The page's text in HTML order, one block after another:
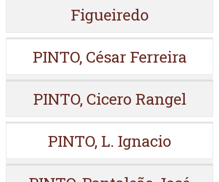
Figueiredo
PINTO, César Ferreira
PINTO, Cicero Rangel
PINTO, L. Ignacio